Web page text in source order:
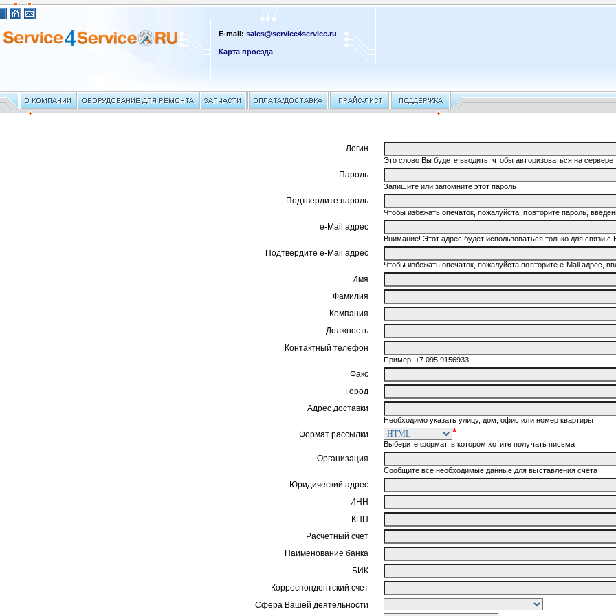
E-mail:sales@service4service.ru
Карта проезда
Логин
Это слово Вы будете вводить, чтобы авторизоваться на сервере
Пароль
Запишите или запомните этот пароль
Подтвердите пароль
Чтобы избежать опечаток, пожалуйста, повторите пароль,
e-Mail адрес
Внимание! Этот адрес будет использоваться только для связи
Подтвердите e-Mail адрес
Чтобы избежать опечаток, пожалуйста повторите e-Mail адрес,
Имя
Фамилия
Компания
Должность
Контактный телефон
Пример: +7 095 9156933
Факс
Город
Адрес доставки
Необходимо указать улицу, дом, офис или номер квартиры
Формат рассылки *
Выберите формат, в котором хотите получать письма
Организация
Сообщите все необходимые данные для выставления счета
Юридический адрес
ИНН
КПП
Расчетный счет
Наименование банка
БИК
Корреспондентский счет
Сфера Вашей деятельности